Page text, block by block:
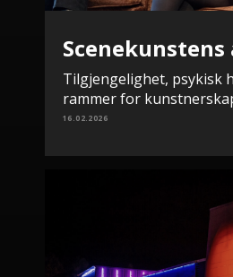
Scenekunstens
Tilgjengelighet, psykisk
rammer for
16.02.2026